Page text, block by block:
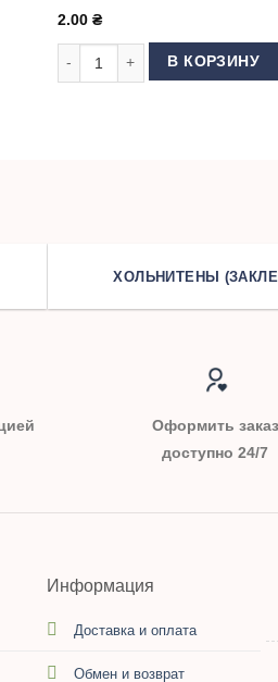
2.00 ₴
Количество товара Люверс 8
В КОРЗИНУ
ХОЛЬНИТЕНЫ
Оформить заказ
доступно 24/7
Информация
Доставка и оплата
Обмен и возврат